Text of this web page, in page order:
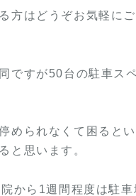
方はどうぞお気軽に
ですが50台の駐車ス
められなくて困ると
と思います。
から1週間程度は駐